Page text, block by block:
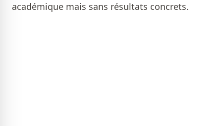
académique mais sans résultats concrets.